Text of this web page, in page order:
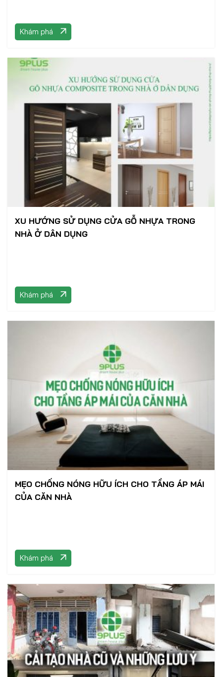
Khám phá
XU HƯỚNG SỬ DỤNG CỬA GỖ NHỰA TRONG
NHÀ Ở DÂN DỤNG
Khám phá
MẸO CHỐNG NÓNG HỮU ÍCH CHO TẦNG ÁP MÁI
CỦA CĂN NHÀ
Khám phá